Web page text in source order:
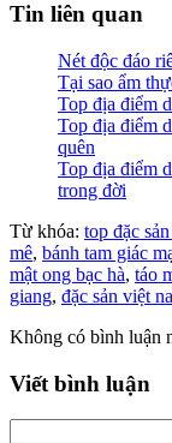
Tin liên quan
Nét độc đáo
Tại sao ẩm
Top địa điểm
Top địa điểm
quên
Top địa điểm
trong đời
Từ khóa: top đặc
mê, bánh tam giác
mật ong bạc hà, táo
giang, đặc sản việt
Không có bình luận
Viết bình luận